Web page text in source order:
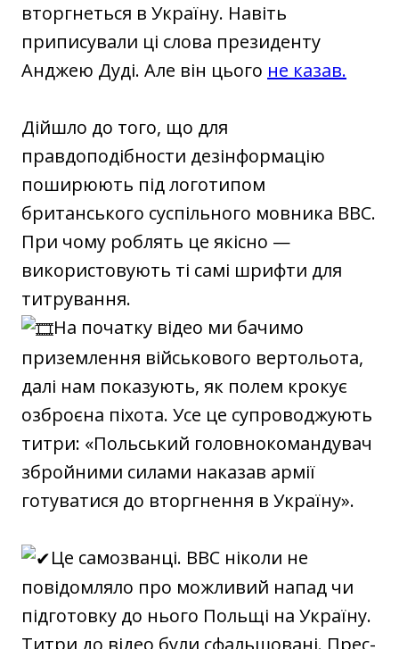
вторгнеться в Україну. Навіть
приписували ці слова президенту
Анджею Дуді. Але він цього не казав.
Дійшло до того, що для
правдоподібности дезінформацію
поширюють під логотипом
британського суспільного мовника BBC.
При чому роблять це якісно —
використовують ті самі шрифти для
титрування.
На початку відео ми бачимо
приземлення військового вертольота,
далі нам показують, як полем крокує
озброєна піхота. Усе це супроводжують
титри: «Польський головнокомандувач
збройними силами наказав армії
готуватися до вторгнення в Україну».
Це самозванці. BBC ніколи не
повідомляло про можливий напад чи
підготовку до нього Польщі на Україну.